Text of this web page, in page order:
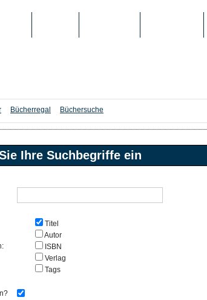
Bücherregal Büchersuche
Ihre Suchbegriffe ein
Titel
Autor
ISBN
Verlag
Tags